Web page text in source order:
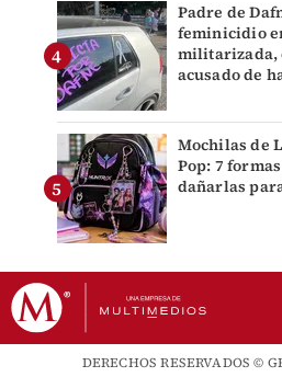
Padre de
feminicidio
militarizada,
acusado de
Mochilas de
Pop: 7
dañarlas
DERECHOS RESERVADOS ©